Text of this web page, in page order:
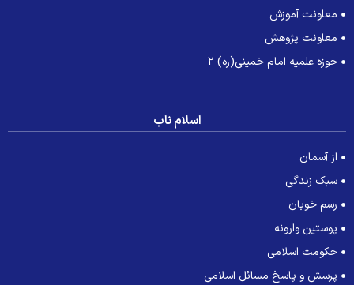
معاونت آموزش
معاونت پژوهش
حوزه علمیه امام خمینی(ره) 2
اسلام ناب
از آسمان
سبک زندگی
رسم خوبان
پوستین وارونه
حکومت اسلامی
پرسش و پاسخ مسائل اسلامی